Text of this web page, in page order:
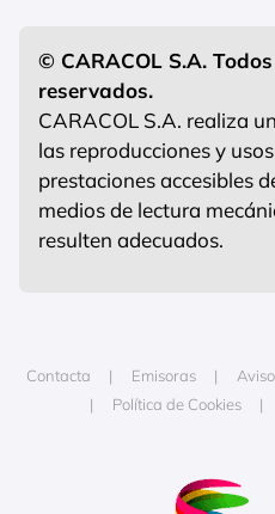
© CARACOL S.A.
reservados.
CARACOL S.A. realiza
las reproducciones y
prestaciones accesibles
medios de lectura
resulten adecuados.
Contacta Emisoras
Política de Cookies